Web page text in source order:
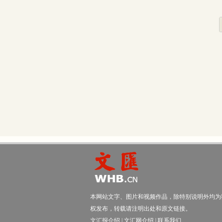
本网站文字、图片和视频作品，除特别说明外均
权发布，转载请注明出处和原文链接。
文汇报介绍
文汇网介绍 联系我们